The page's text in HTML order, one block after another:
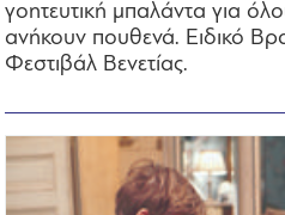
γοητευτική μπαλάντα για
ανήκουν πουθενά. Ειδικό
Φεστιβάλ Βενετίας.